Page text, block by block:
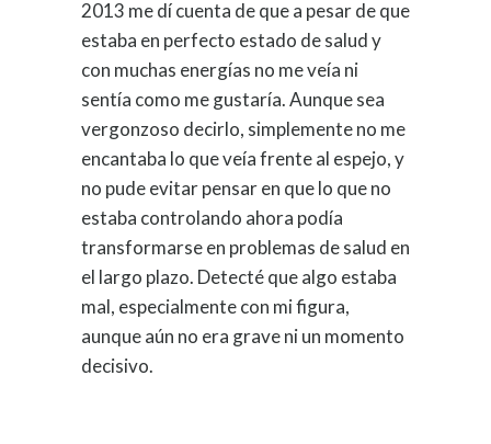
2013 me dí cuenta de que a pesar de que
estaba en perfecto estado de salud y
con muchas energías no me veía ni
sentía como me gustaría. Aunque sea
vergonzoso decirlo, simplemente no me
encantaba lo que veía frente al espejo, y
no pude evitar pensar en que lo que no
estaba controlando ahora podía
transformarse en problemas de salud en
el largo plazo. Detecté que algo estaba
mal, especialmente con mi figura,
aunque aún no era grave ni un momento
decisivo.